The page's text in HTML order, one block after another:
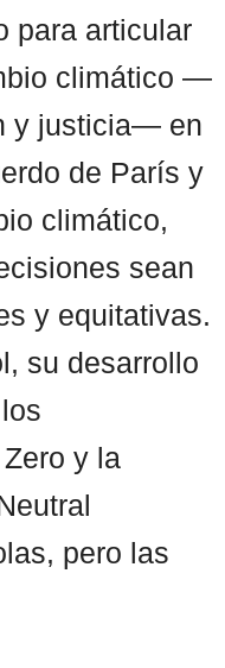
para articular
climático —
y justicia— en
de París y
climático,
sean
y equitativas.
su desarrollo
y la
pero las